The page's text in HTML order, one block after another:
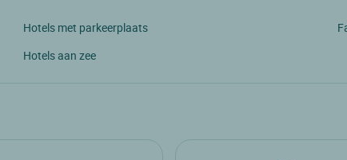
Hotels met parkeerplaats
Hotels aan zee